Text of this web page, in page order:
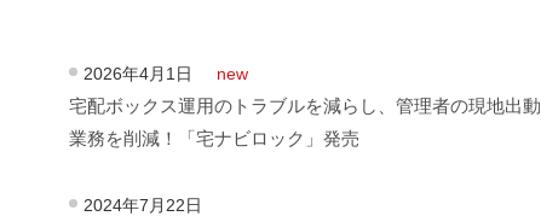
2026年4月1日 new
宅配ボックス運用のトラブルを減らし、管理者の現地出動
業務を削減！「宅ナビロック」発売
2024年7月22日